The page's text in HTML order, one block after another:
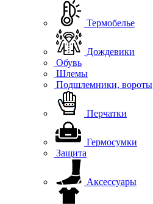
Термобелье
Дождевики
Обувь
Шлемы
Подшлемники, вороты
Перчатки
Гермосумки
Защита
Аксессуары